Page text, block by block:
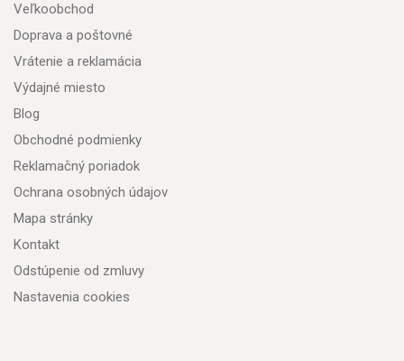
Veľkoobchod
Doprava a poštovné
Vrátenie a reklamácia
Výdajné miesto
Blog
Obchodné podmienky
Reklamačný poriadok
Ochrana osobných údajov
Mapa stránky
Kontakt
Odstúpenie od zmluvy
Nastavenia cookies